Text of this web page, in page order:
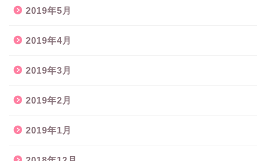
2019年5月
2019年4月
2019年3月
2019年2月
2019年1月